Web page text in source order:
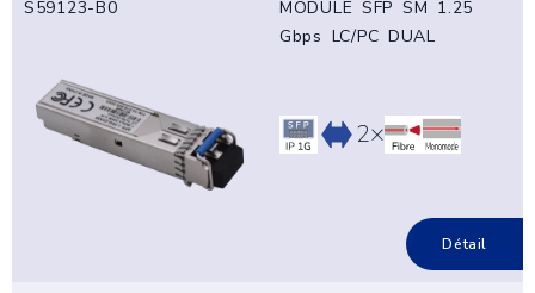
S59123-B0
MODULE SFP SM 1.25
Gbps LC/PC DUAL
2×
Détail